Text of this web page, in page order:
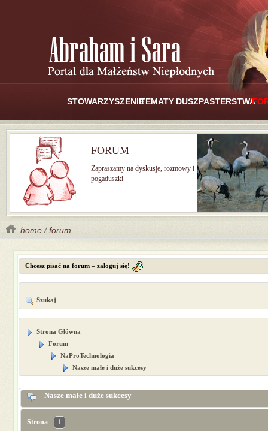
STOWARZYSZENIETEMATY DUSZPASTERSTWA
FORUM
Zapraszamy na dyskusje, rozmowy i
pogaduszki
home /forum
Chcesz pisać na forum – zaloguj się!
Szukaj
Strona Główna
Forum
NaProTechnologia
Nasze małe i duże sukcesy
Nasze małe i duże sukcesy
Strona 1